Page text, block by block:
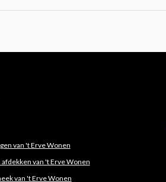
van 't Erve Wonen
van 't Erve Wonen
van 't Erve Wonen